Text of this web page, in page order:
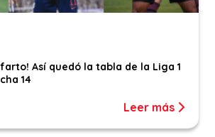
Así quedó la tabla de la Liga 1
14
Leer más